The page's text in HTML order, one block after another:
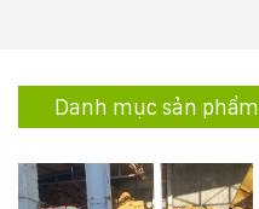
Danh mục sản phẩm